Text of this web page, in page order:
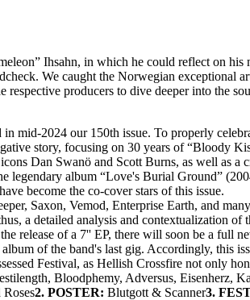
Ihsahn, in which he could reflect on
We caught the Norwegian exceptional
producers to dive deeper into the
mid-2024 our 150th issue. To properly
story, focusing on 30 years of “Bloody
Dan Swanö and Scott Burns, as well as a
album “Love's Burial Ground”
become the co-cover stars of this issue.
Saxon, Vemod, Enterprise Earth, and
a detailed analysis and contextualization
release of a 7'' EP, there will soon be a
of the band's last gig. Accordingly, this
Festival, as Hellish Crossfire not only
Bloodphemy, Adversus, Eisenherz,
2. POSTER: Blutgott & Scanner3.